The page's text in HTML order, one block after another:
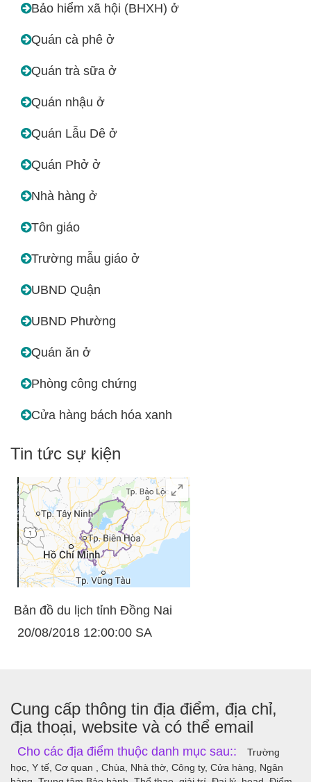
Bảo hiểm xã hội (BHXH) ở
Quán cà phê ở
Quán trà sữa ở
Quán nhậu ở
Quán Lẫu Dê ở
Quán Phở ở
Nhà hàng ở
Tôn giáo
Trường mẫu giáo ở
UBND Quận
UBND Phường
Quán ăn ở
Phòng công chứng
Cửa hàng bách hóa xanh
Tin tức sự kiện
Bản đồ du lịch tỉnh Đồng Nai
20/08/2018 12:00:00 SA
Cung cấp thông tin địa điểm, địa chỉ,
địa thoại, website và có thể email
Cho các địa điểm thuộc danh mục sau::
Trường
học, Y tế, Cơ quan , Chùa, Nhà thờ, Công ty, Cửa hàng, Ngân